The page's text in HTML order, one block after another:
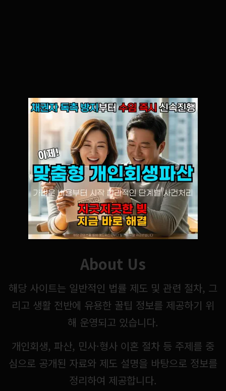
About Us
해당 사이트는 일반적인 법률 제도 및 관련 절차, 그
리고 생활 전반에 유용한 꿀팁 정보를 제공하기 위
해 운영되고 있습니다.
개인회생, 파산, 민사·형사 이혼 절차 등 주제를 중
심으로 공개된 자료와 제도 설명을 바탕으로 정보를
정리하여 제공합니다.